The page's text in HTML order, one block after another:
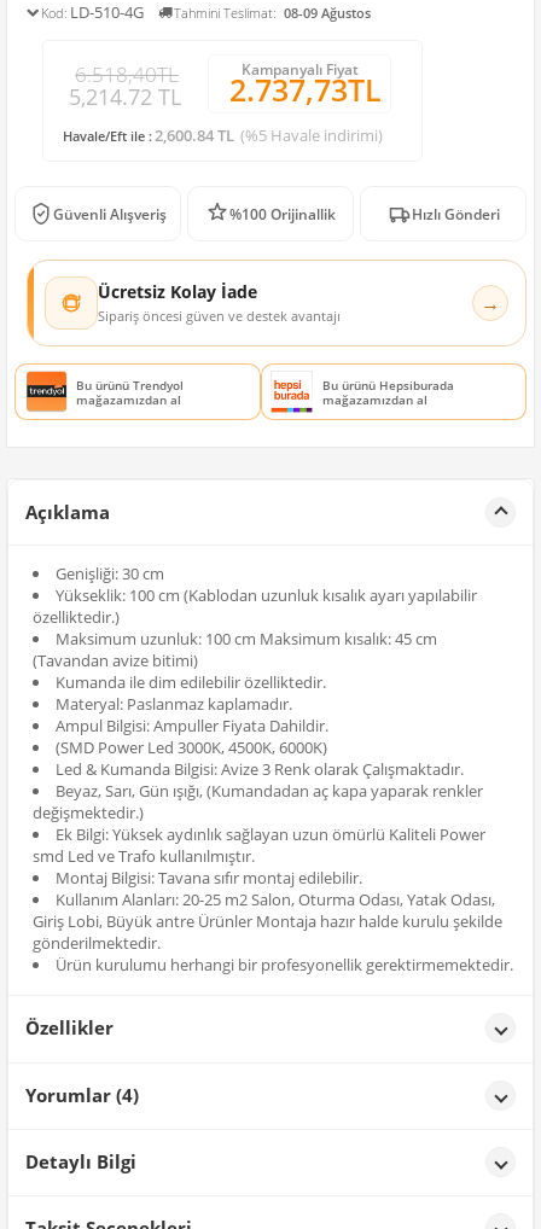
Kod: LD-510-4G Tahmini Teslimat: 08-09 Ağustos
6.518,40TL
5,214.72 TL
Kampanyalı Fiyat
2.737,73TL
Havale/Eft ile :2,600.84 TL (%5 Havale indirimi)
Güvenli Alışveriş %100 Orijinallik Hızlı Gönderi
Ücretsiz Kolay İade
Sipariş öncesi güven ve destek avantajı →
Bu ürünü Trendyol
mağazamızdan al
Bu ürünü Hepsiburada
mağazamızdan al
Açıklama
Genişliği: 30 cm
Yükseklik: 100 cm (Kablodan uzunluk kısalık ayarı yapılabilir
özelliktedir.)
Maksimum uzunluk: 100 cm Maksimum kısalık: 45 cm
(Tavandan avize bitimi)
Kumanda ile dim edilebilir özelliktedir.
Materyal: Paslanmaz kaplamadır.
Ampul Bilgisi: Ampuller Fiyata Dahildir.
(SMD Power Led 3000K, 4500K, 6000K)
Led & Kumanda Bilgisi: Avize 3 Renk olarak Çalışmaktadır.
Beyaz, Sarı, Gün ışığı, (Kumandadan aç kapa yaparak renkler
değişmektedir.)
Ek Bilgi: Yüksek aydınlık sağlayan uzun ömürlü Kaliteli Power
smd Led ve Trafo kullanılmıştır.
Montaj Bilgisi: Tavana sıfır montaj edilebilir.
Kullanım Alanları: 20-25 m2 Salon, Oturma Odası, Yatak Odası,
Giriş Lobi, Büyük antre Ürünler Montaja hazır halde kurulu şekilde
gönderilmektedir.
Ürün kurulumu herhangi bir profesyonellik gerektirmemektedir.
Özellikler
Yorumlar (4)
Detaylı Bilgi
Ürün Detayları;